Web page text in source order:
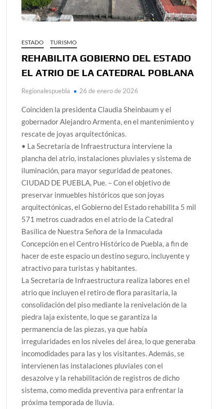
ESTADO TURISMO
REHABILITA GOBIERNO DEL ESTADO
EL ATRIO DE LA CATEDRAL POBLANA
Regionalespuebla 26 de enero de 2026
Coinciden la presidenta Claudia Sheinbaum y el
gobernador Alejandro Armenta, en el mantenimiento y
rescate de joyas arquitectónicas.
• La Secretaría de Infraestructura interviene la
plancha del atrio, instalaciones pluviales y sistema de
iluminación, para mayor seguridad de peatones.
CIUDAD DE PUEBLA, Pue. – Con el objetivo de
preservar inmuebles históricos que son joyas
arquitectónicas, el Gobierno del Estado rehabilita 5 mil
571 metros cuadrados en el atrio de la Catedral
Basílica de Nuestra Señora de la Inmaculada
Concepción en el Centro Histórico de Puebla, a fin de
hacer de este espacio un destino seguro, incluyente y
atractivo para turistas y habitantes.
La Secretaría de Infraestructura realiza labores en el
atrio que incluyen el retiro de flora parasitaria, la
consolidación del piso mediante la renivelación de la
piedra laja existente, lo que se garantiza la
permanencia de las piezas, ya que había
irregularidades en los niveles del área, lo que generaba
incomodidades para las y los visitantes. Además, se
intervienen las instalaciones pluviales con el
desazolve y la rehabilitación de registros de dicho
sistema, como medida preventiva para enfrentar la
próxima temporada de lluvia.